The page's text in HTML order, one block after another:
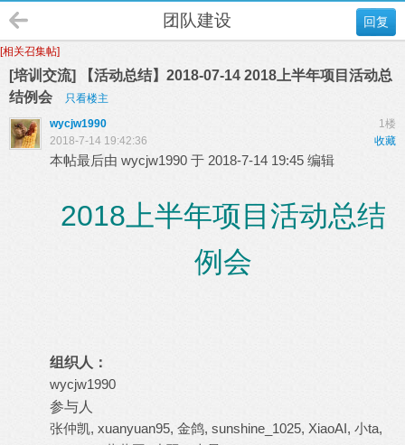
回复
团队建设
[相关召集帖]
[培训交流] 【活动总结】2018-07-14 2018上半年项目活动总
结例会
只看楼主
1楼
wycjw1990
收藏
2018-7-14 19:42:36
本帖最后由 wycjw1990 于 2018-7-14 19:45 编辑
2018上半年项目活动总结
例会
组织人：
wycjw1990
参与人
张仲凯, xuanyuan95, 金鸽, sunshine_1025, XiaoAI, 小ta,